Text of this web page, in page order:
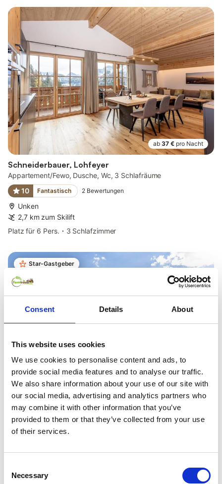
Consent Details About
This website uses cookies
We use cookies to personalise content and ads, to
provide social media features and to analyse our traffic.
We also share information about your use of our site with
our social media, advertising and analytics partners who
may combine it with other information that you’ve
provided to them or that they’ve collected from your use
of their services.
Selection
Necessary
ab 37 € pro Nacht
Schneiderbauer, Lohfeyer
Appartement/Fewo, Dusche, Wc, 3 Schlafräume
10
Fantastisch 2 Bewertungen
Unken
2,7 km zum Skilift
Platz für 6 Pers.
3 Schlafzimmer
Star-Gastgeber
ab 109 € pro Nacht
Grubgut - Ferienwohnung für 2 Pers.
Bewertungen
Taxenbach
Platz für 3 Pers.